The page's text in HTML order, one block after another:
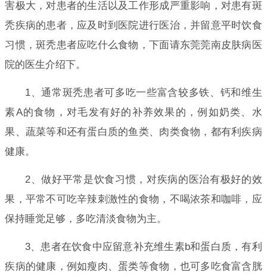
害极大，对患者的生活以及工作形成严重影响，对患有斑
秃疾病的患者，应及时到医院进行医治，并留意平时饮食
习惯，斑秃患者应吃什么食物，下面请东莞莞南皮肤病医
院的医生介绍下。
1、通常斑秃患者可多吃一些富含较多铁、钙和维生
素A的食物，对毛发有好的补养效果的，例如奶类、水
果、蔬菜等和还有蛋白质的鱼类、肉类食物，都有利疾病
健康。
2、做好平常是饮食习惯，对疾病的医治有极好的效
果，平常不可吃辛辣刺激性的食物，不喝浓茶和咖啡，应
保持睡觉足够，多吃清淡食物为主。
3、患者在饮食中应留意补充维生素b和蛋白质，有利
疾病的健康，例如瘦肉、蛋类等食物，也可多吃食富含胱